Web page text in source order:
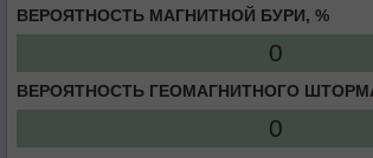
ВЕРОЯТНОСТЬ МАГНИТНОЙ БУРИ, %
0
ВЕРОЯТНОСТЬ ГЕОМАГНИТНОГО
0